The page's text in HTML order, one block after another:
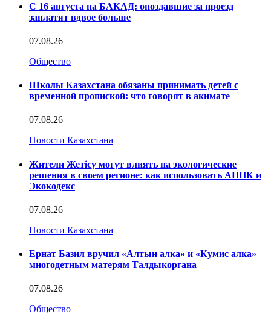
С 16 августа на БАКАД: опоздавшие за проезд
заплатят вдвое больше
07.08.26
Общество
Школы Казахстана обязаны принимать детей с
временной пропиской: что говорят в акимате
07.08.26
Новости Казахстана
Жители Жетісу могут влиять на экологические
решения в своем регионе: как использовать АППК и
Экокодекс
07.08.26
Новости Казахстана
Ернат Базил вручил «Алтын алка» и «Кумис алка»
многодетным матерям Талдыкоргана
07.08.26
Общество